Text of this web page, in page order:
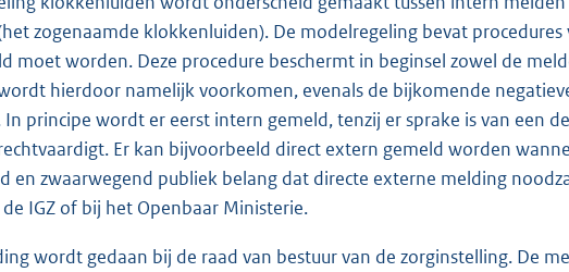
zogenaamde klokkenluiden). De modelregeling bevat
moet worden. Deze procedure beschermt in beginsel zowel de
hierdoor namelijk voorkomen, evenals de bijkomende
In principe wordt er eerst intern gemeld, tenzij er sprake is van een
Er kan bijvoorbeeld direct extern gemeld worden
en zwaarwegend publiek belang dat directe externe melding
IGZ of bij het Openbaar Ministerie.
wordt gedaan bij de raad van bestuur van de zorginstelling. De